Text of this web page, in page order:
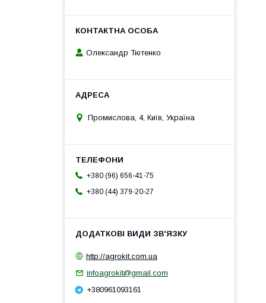
Олександр Тютенко
Промислова, 4, Київ, Україна
+380 (96) 656-41-75
+380 (44) 379-20-27
http://agrokit.com.ua
infoagrokit@gmail.com
+380961093161